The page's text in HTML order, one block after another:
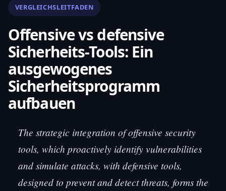
VERGLEICHSLEITFADEN
Offensive vs defensive
Sicherheits-Tools: Ein
ausgewogenes
Sicherheitsprogramm
aufbauen
The strategic integration of offensive security
tools, which proactively identify vulnerabilities
and simulate attacks, with defensive tools,
designed to prevent and detect threats, forms the